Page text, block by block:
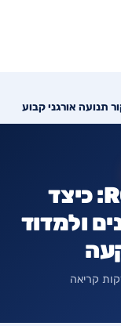
הגדרת תקציב ו-ROI: כיצד
ולמדוד